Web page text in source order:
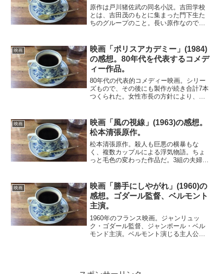
原作は戸川猪佐武の同名小説。吉田学校
とは、吉田茂のもとに集まった門下生た
ちのグループのこと。長い原作なので、
吉田茂の苦悩は、政治家として国の行く
末に心砕く姿だ。高い志に...
映画
映画「ポリスアカデミー」(1984)
の感想。80年代を代表するコメデ
ィー作品。
80年代の代表的コメディー映画。シリー
ズもので、その後にも製作が続き合計7本
つくられた。女性市長の方針により、警
でもない応募者が殺到し、訓練校のポリ
スアカデミーは大騒動...
映画
映画「風の視線」(1963)の感想。
松本清張原作。
松本清張原作。殺人も巨悪の横暴もな
く、複数カップルによる浮気物語。ちょ
っと毛色の変わった作品だ。3組の夫婦が
このうち奈良岡朋子以外は、不倫合戦に
参加する。誰もが自分の相...
映画
映画「勝手にしやがれ」(1960)の
感想。ゴダール監督、ベルモント
主演。
1960年のフランス映画。ジャンリュッ
ク・ゴダール監督、ジャンポール・ベル
モンド主演。ベルモント演じる主人公